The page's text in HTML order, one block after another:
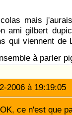
mais
ami gilbert
qui viennent de
à parler
2006 à
ce n'est que